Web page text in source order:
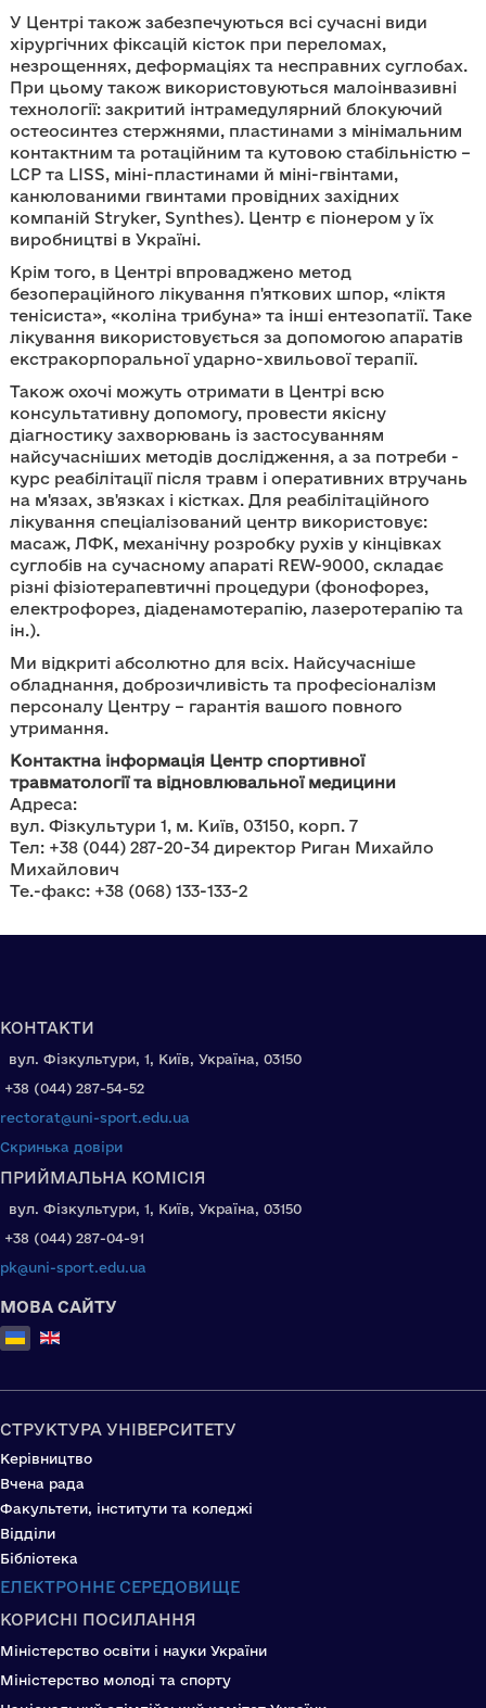
У Центрі також забезпечуються всі сучасні види
хірургічних фіксацій кісток при переломах,
незрощеннях, деформаціях та несправних суглобах.
При цьому також використовуються малоінвазивні
технології: закритий інтрамедулярний блокуючий
остеосинтез стержнями, пластинами з мінімальним
контактним та ротаційним та кутовою стабільністю –
LCP та LISS, міні-пластинами й міні-гвінтами,
канюлованими гвинтами провідних західних
компаній Stryker, Synthes). Центр є піонером у їх
виробництві в Україні.
Крім того, в Центрі впроваджено метод
безопераційного лікування п'яткових шпор, «ліктя
тенісиста», «коліна трибуна» та інші ентезопатії. Таке
лікування використовується за допомогою апаратів
екстракорпоральної ударно-хвильової терапії.
Також охочі можуть отримати в Центрі всю
консультативну допомогу, провести якісну
діагностику захворювань із застосуванням
найсучасніших методів дослідження, а за потреби -
курс реабілітації після травм і оперативних втручань
на м'язах, зв'язках і кістках. Для реабілітаційного
лікування спеціалізований центр використовує:
масаж, ЛФК, механічну розробку рухів у кінцівках
суглобів на сучасному апараті REW-9000, складає
різні фізіотерапевтичні процедури (фонофорез,
електрофорез, діаденамотерапію, лазеротерапію та
ін.).
Ми відкриті абсолютно для всіх. Найсучасніше
обладнання, доброзичливість та професіоналізм
персоналу Центру – гарантія вашого повного
утримання.
Контактна інформація Центр спортивної
травматології та відновлювальної медицини
Адреса:
вул. Фізкультури 1, м. Київ, 03150, корп. 7
Тел: +38 (044) 287-20-34 директор Риган Михайло
Михайлович
Те.-факс: +38 (068) 133-133-2
КОНТАКТИ
вул. Фізкультури, 1, Київ, Україна, 03150
+38 (044) 287-54-52
rectorat@uni-sport.edu.ua
Скринька довіри
ПРИЙМАЛЬНА КОМІСІЯ
вул. Фізкультури, 1, Київ, Україна, 03150
+38 (044) 287-04-91
pk@uni-sport.edu.ua
МОВА САЙТУ
Оберіть свою мову
СТРУКТУРА УНІВЕРСИТЕТУ
Керівництво
Вчена рада
Факультети, інститути та коледжі
Відділи
Бібліотека
ЕЛЕКТРОННЕ СЕРЕДОВИЩЕ
КОРИСНІ ПОСИЛАННЯ
Міністерство освіти і науки України
Міністерство молоді та спорту